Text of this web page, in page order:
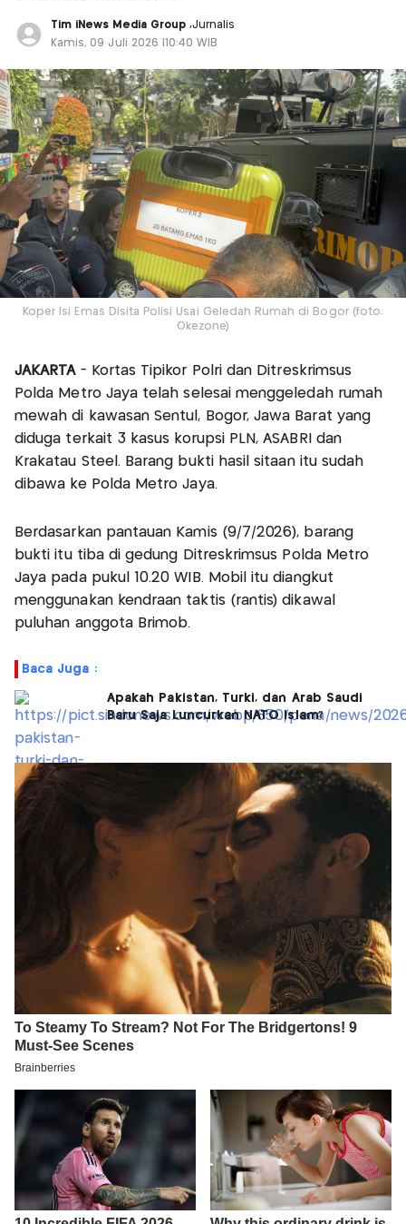
Tim iNews Media Group,Jurnalis
Kamis, 09 Juli 2026 |10:40 WIB
Koper Isi Emas Disita Polisi Usai Geledah Rumah di Bogor (foto:
Okezone)
JAKARTA- Kortas Tipikor Polri dan Ditreskrimsus
Polda Metro Jaya telah selesai menggeledah rumah
mewah di kawasan Sentul, Bogor, Jawa Barat yang
diduga terkait 3 kasus korupsi PLN, ASABRI dan
Krakatau Steel. Barang bukti hasil sitaan itu sudah
dibawa ke Polda Metro Jaya.
Berdasarkan pantauan Kamis (9/7/2026), barang
bukti itu tiba di gedung Ditreskrimsus Polda Metro
Jaya pada pukul 10.20 WIB. Mobil itu diangkut
menggunakan kendraan taktis (rantis) dikawal
puluhan anggota Brimob.
Baca Juga :
Apakah Pakistan, Turki, dan Arab Saudi
Baru Saja Luncurkan NATO Islam?